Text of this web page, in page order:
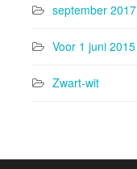
september 2017
Voor 1 juni 2015
Zwart-wit